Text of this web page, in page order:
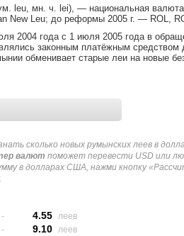
leu, мн. ч. lei), — национальная
New Leu; до реформы 2005 г. — ROL,
2004 года с 1 июля 2005 года в
законным платёжным средством
обменивает старые леи на новые
сколько новых румынских леев в
валют поможет перевести USD или
в долларах США, нажми кнопку
- 4.55 леев
- 9.10 леев